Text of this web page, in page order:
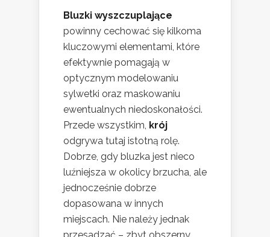
Bluzki wyszczuplające
powinny cechować się kilkoma
kluczowymi elementami, które
efektywnie pomagają w
optycznym modelowaniu
sylwetki oraz maskowaniu
ewentualnych niedoskonałości.
Przede wszystkim, krój
odgrywa tutaj istotną rolę.
Dobrze, gdy bluzka jest nieco
luźniejsza w okolicy brzucha, ale
jednocześnie dobrze
dopasowana w innych
miejscach. Nie należy jednak